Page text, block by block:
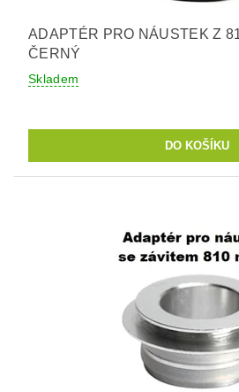
ADAPTÉR PRO NÁUSTEK Z
ČERNÝ
Skladem